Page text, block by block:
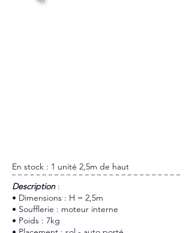
En stock : 1 unité 2,5m de haut
​Description:
• Dimensions : H = 2,5m
• Soufflerie : moteur interne
• Poids : 7kg